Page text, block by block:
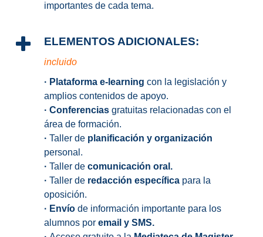
importantes de cada tema.
ELEMENTOS ADICIONALES:
incluido
· Plataforma e-learning con la legislación y
amplios contenidos de apoyo.
·Conferencias gratuitas relacionadas con el
área de formación.
·Taller de planificación y organización
personal.
·Taller decomunicación oral.
·Taller de redacción específica para la
oposición.
· Envío de información importante para los
alumnos poremail y SMS.